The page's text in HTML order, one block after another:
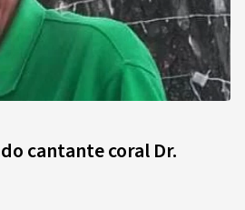
cantante coral Dr.